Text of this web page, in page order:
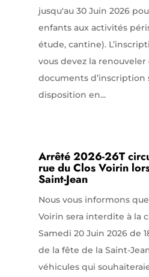
jusqu'au 30 Juin 2026
enfants aux activités
étude, cantine).
vous devez la renouveler
documents d’inscription
disposition en...
Arrêté 2026-26T
rue du Clos Voirin
Saint-Jean
Nous vous informons
Voirin sera interdite à la
Samedi 20 Juin 2026 de
de la fête de la Saint-
véhicules qui